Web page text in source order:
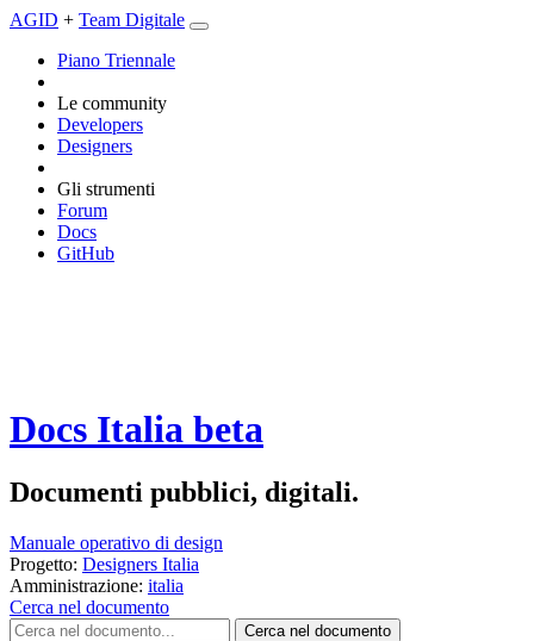
AGID + Team Digitale
Piano Triennale
Le community
Developers
Designers
Gli strumenti
Forum
Docs
GitHub
Docs Italia beta
Documenti pubblici, digitali.
Manuale operativo di design
Progetto: Designers Italia
Amministrazione: italia
Cerca nel documento
Cerca nel documento